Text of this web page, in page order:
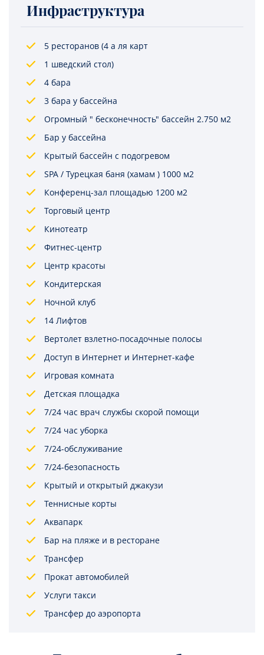
Инфраструктура
5 ресторанов (4 а ля карт
1 шведский стол)
4 бара
3 бара у бассейна
Огромный " бесконечность" бассейн 2.750 м2
Бар у бассейна
Крытый бассейн с подогревом
SPA / Турецкая баня (хамам ) 1000 м2
Конференц-зал площадью 1200 м2
Торговый центр
Кинотеатр
Фитнес-центр
Центр красоты
Кондитерская
Ночной клуб
14 Лифтов
Вертолет взлетно-посадочные полосы
Доступ в Интернет и Интернет-кафе
Игровая комната
Детская площадка
7/24 час врач службы скорой помощи
7/24 час уборка
7/24-обслуживание
7/24-безопасность
Крытый и открытый джакузи
Теннисные корты
Аквапарк
Бар на пляже и в ресторане
Трансфер
Прокат автомобилей
Услуги такси
Трансфер до аэропорта